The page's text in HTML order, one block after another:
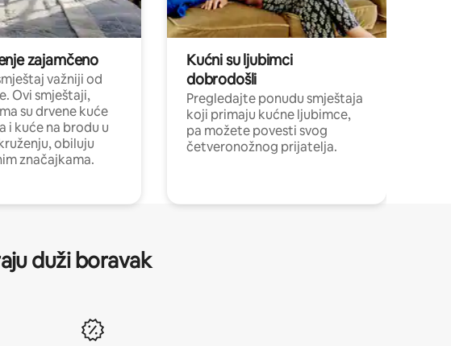
zajamčeno
važniji od
Ovi smještaji,
su drvene kuće
i kuće na brodu u
obiluju
značajkama.
Kućni su ljubimci
dobrodošli
Pregledajte ponudu smještaja
koji primaju kućne ljubimce,
pa možete povesti svog
četveronožnog prijatelja.
duži boravak